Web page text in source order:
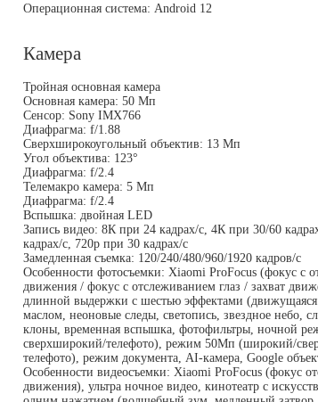
Операционная система: Android 12
Камера
Тройная основная камера
Основная камера: 50 Мп
Сенсор: Sony IMX766
Диафрагма: f/1.88
Сверхширокоугольный объектив: 13 Мп
Угол объектива: 123°
Диафрагма: f/2.4
Телемакро камера: 5 Мп
Диафрагма: f/2.4
Вспышка: двойная LED
Запись видео: 8К при 24 кадрах/c, 4К при 30/60
кадрах/c, 720p при 30 кадрах/c
Замедленная съемка: 120/240/480/960/1920 кадров/c
Особенности фотосъемки: Xiaomi ProFocus (фокус с
движения / фокус с отслеживанием глаз / захват
длинной выдержки с шестью эффектами (движущаяся
маслом, неоновые следы, светопись, звездное небо,
клоны, временная вспышка, фотофильтры, ночной
сверхширокий/телефото), режим 50Мп (широкий/
телефото), режим документа, AI-камера, Google
Особенности видеосъемки: Xiaomi ProFocus (фокус
движения), ультра ночное видео, кинотеатр с